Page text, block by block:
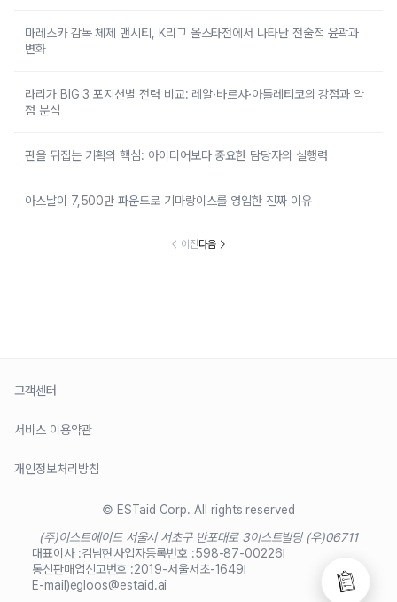
마레스카 감독 체제 맨시티, K리그 올스타전에서 나타난 전술적 윤곽과
변화
라리가 BIG 3 포지션별 전력 비교: 레알·바르샤·아틀레티코의 강점과 약
점 분석
판을 뒤집는 기획의 핵심: 아이디어보다 중요한 담당자의 실행력
아스날이 7,500만 파운드로 기마랑이스를 영입한 진짜 이유
이전다음
고객센터
서비스 이용약관
개인정보처리방침
© ESTaid Corp. All rights reserved
(주)이스트에이드 서울시 서초구 반포대로 3이스트빌딩 (우)06711
대표이사 :김남현사업자등록번호 :598-87-00226
통신판매업신고번호 :2019-서울서초-1649
E-mail)egloos@estaid.ai